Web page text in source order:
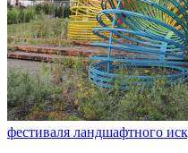
фестиваля ландшафтного